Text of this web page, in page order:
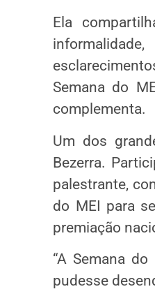
Ela
Semana do
complementa.
Um dos
Bezerra.
palestrante,
do MEI para
premiação
“A Semana
pudesse